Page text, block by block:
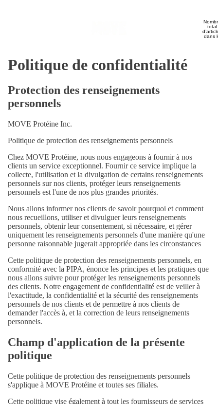
total
dans
Politique de confidentialité
Protection des renseignements
personnels
MOVE Protéine Inc.
Politique de protection des renseignements personnels
Chez MOVE Protéine, nous nous engageons à fournir à nos
clients un service exceptionnel. Fournir ce service implique la
collecte, l'utilisation et la divulgation de certains renseignements
personnels sur nos clients, protéger leurs renseignements
personnels est l'une de nos plus grandes priorités.
Nous allons informer nos clients de savoir pourquoi et comment
nous recueillons, utiliser et divulguer leurs renseignements
personnels, obtenir leur consentement, si nécessaire, et gérer
uniquement les renseignements personnels d'une manière qu'une
personne raisonnable jugerait appropriée dans les circonstances
Cette politique de protection des renseignements personnels, en
conformité avec la PIPA, énonce les principes et les pratiques que
nous allons suivre pour protéger les renseignements personnels
des clients. Notre engagement de confidentialité est de veiller à
l'exactitude, la confidentialité et la sécurité des renseignements
personnels de nos clients et de permettre à nos clients de
demander l'accès à, et la correction de leurs renseignements
personnels.
Champ d'application de la présente
politique
Cette politique de protection des renseignements personnels
s'applique à MOVE Protéine et toutes ses filiales.
Cette politique vise également à tout les fournisseurs de services